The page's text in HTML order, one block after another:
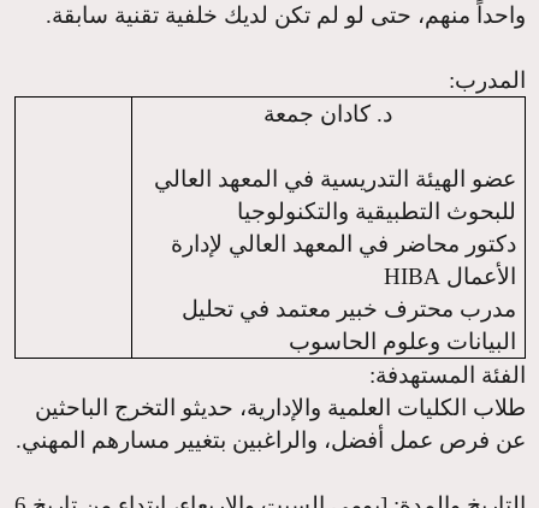
واحداً منهم، حتى لو لم تكن لديك خلفية تقنية سابقة.
المدرب:
د. كادان جمعة
عضو الهيئة التدريسية في المعهد العالي
للبحوث التطبيقية والتكنولوجيا
دكتور محاضر في المعهد العالي لإدارة
الأعمال HIBA
مدرب محترف خبير معتمد في تحليل
البيانات وعلوم الحاسوب
الفئة المستهدفة:
طلاب الكليات العلمية والإدارية، حديثو التخرج الباحثين
عن فرص عمل أفضل، والراغبين بتغيير مسارهم المهني.